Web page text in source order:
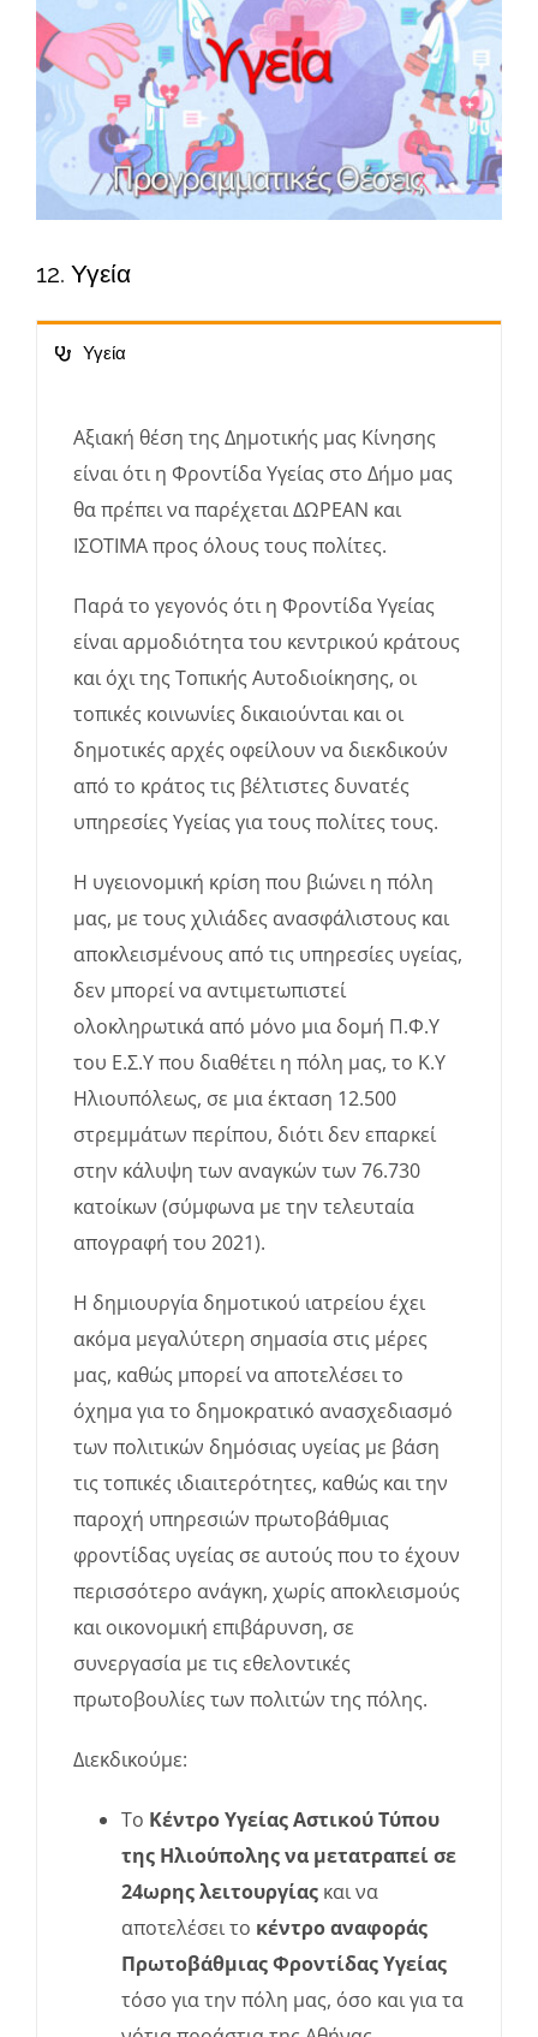
Φάκελοι
Νέα – Ανακοινώσεις
Αναζήτηση
για:
εικόνας
12. Υγεία
Υγεία
Αξιακή θέση της Δημοτικής μας Κίνησης
είναι ότι η Φροντίδα Υγείας στο Δήμο μας
θα πρέπει να παρέχεται ΔΩΡΕΑΝ και
ΙΣΟΤΙΜΑ προς όλους τους πολίτες.
Παρά το γεγονός ότι η Φροντίδα Υγείας
είναι αρμοδιότητα του κεντρικού κράτους
και όχι της Τοπικής Αυτοδιοίκησης, οι
τοπικές κοινωνίες δικαιούνται και οι
δημοτικές αρχές οφείλουν να διεκδικούν
από το κράτος τις βέλτιστες δυνατές
υπηρεσίες Υγείας για τους πολίτες τους.
Η υγειονομική κρίση που βιώνει η πόλη
μας, με τους χιλιάδες ανασφάλιστους και
αποκλεισμένους από τις υπηρεσίες υγείας,
δεν μπορεί να αντιμετωπιστεί
ολοκληρωτικά από μόνο μια δομή Π.Φ.Υ
του Ε.Σ.Υ που διαθέτει η πόλη μας, το Κ.Υ
Ηλιουπόλεως, σε μια έκταση 12.500
στρεμμάτων περίπου, διότι δεν επαρκεί
στην κάλυψη των αναγκών των 76.730
κατοίκων (σύμφωνα με την τελευταία
απογραφή του 2021).
Η δημιουργία δημοτικού ιατρείου έχει
ακόμα μεγαλύτερη σημασία στις μέρες
μας, καθώς μπορεί να αποτελέσει το
όχημα για το δημοκρατικό ανασχεδιασμό
των πολιτικών δημόσιας υγείας με βάση
τις τοπικές ιδιαιτερότητες, καθώς και την
παροχή υπηρεσιών πρωτοβάθμιας
φροντίδας υγείας σε αυτούς που το έχουν
περισσότερο ανάγκη, χωρίς αποκλεισμούς
και οικονομική επιβάρυνση, σε
συνεργασία με τις εθελοντικές
πρωτοβουλίες των πολιτών της πόλης.
Διεκδικούμε:
Το Κέντρο Υγείας Αστικού Τύπου
της Ηλιούπολης να μετατραπεί σε
24ωρης λειτουργίαςκαι να
αποτελέσει το κέντρο αναφοράς
Πρωτοβάθμιας Φροντίδας Υγείας
τόσο για την πόλη μας, όσο και για τα